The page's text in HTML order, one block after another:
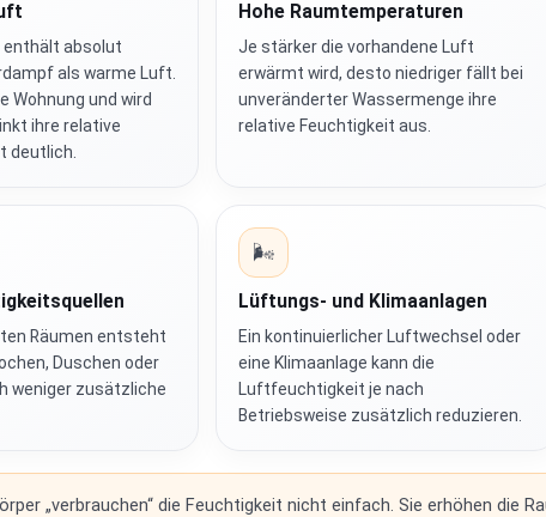
enthält absolut
als warme Luft.
Wohnung und wird
ihre relative
deutlich.
Hohe Raumtemperaturen
Je stärker die vorhandene Luft
erwärmt wird, desto niedriger fällt bei
unveränderter Wassermenge ihre
relative Feuchtigkeit aus.
Räumen entsteht
Duschen oder
weniger zusätzliche
🌬️
Lüftungs- und Klimaanlagen
Ein kontinuierlicher Luftwechsel oder
eine Klimaanlage kann die
Luftfeuchtigkeit je nach
Betriebsweise zusätzlich reduzieren.
„verbrauchen“ die Feuchtigkeit nicht einfach. Sie erhöhen die